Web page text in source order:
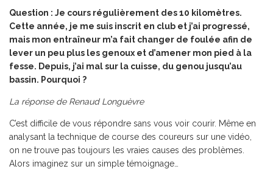
Question : Je cours régulièrement des 10 kilomètres.
Cette année, je me suis inscrit en club et j’ai progressé,
mais mon entraîneur m’a fait changer de foulée afin de
lever un peu plus les genoux et d’amener mon pied à la
fesse. Depuis, j’ai mal sur la cuisse, du genou jusqu’au
bassin. Pourquoi ?
La réponse de Renaud Longuèvre
C’est difficile de vous répondre sans vous voir courir. Même en
analysant la technique de course des coureurs sur une vidéo,
on ne trouve pas toujours les vraies causes des problèmes.
Alors imaginez sur un simple témoignage…